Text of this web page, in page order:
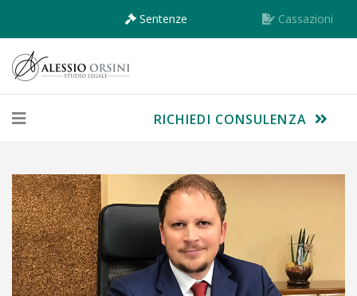
Sentenze Cassazioni
RICHIEDI CONSULENZA